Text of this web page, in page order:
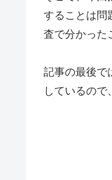
することは問
査で分かった
記事の最後で
しているので